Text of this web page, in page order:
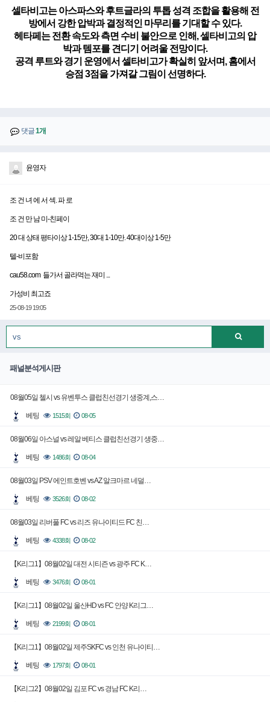
셀타비고는 아스파스와 후트글라의 투톱 성격 조합을 활용해 전
방에서 강한 압박과 결정적인 마무리를 기대할 수 있다.
헤타페는 전환 속도와 측면 수비 불안으로 인해, 셀타비고의 압
박과 템포를 견디기 어려울 전망이다.
공격 루트와 경기 운영에서 셀타비고가 확실히 앞서며, 홈에서
승점 3점을 가져갈 그림이 선명하다.
댓글1개
윤영자
조 건 녀 에 서 섹. 파 로
조 건 만 남 미-친페이
20 대 상태 평타이상 1-15만, 30대 1-10만. 40대이상 1-5만
텔-비포함
cau58.com 들가서 골라먹는 재미 ...
가성비 최고죠
25-08-19 19:05
패널분석게시판
08월05일 첼시 vs 유벤투스 클럽친선경기 생중계,스…
베팅 1515회 08-05
08월06일 아스널 vs 레알 베티스 클럽친선경기 생중…
베팅 1486회 08-04
08월03일 PSV 에인트호벤 vs AZ 알크마르 네덜…
베팅 3526회 08-02
08월03일 리버풀 FC vs 리즈 유나이티드 FC 친…
베팅 4338회 08-02
【K리그1】08월02일 대전 시티즌 vs 광주 FC K…
베팅 3476회 08-01
【K리그1】08월02일 울산HD vs FC 안양 K리그…
베팅 2199회 08-01
【K리그1】08월02일 제주SKFC vs 인천 유나이티…
베팅 1797회 08-01
【K리그2】08월02일 김포 FC vs 경남 FC K리…